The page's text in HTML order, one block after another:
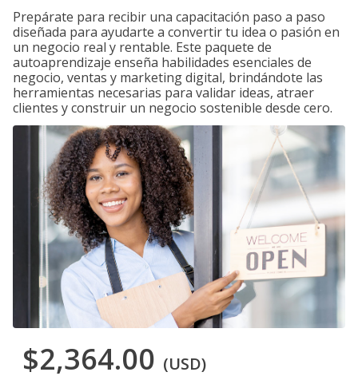
Prepárate para recibir una capacitación paso a paso
diseñada para ayudarte a convertir tu idea o pasión en
un negocio real y rentable. Este paquete de
autoaprendizaje enseña habilidades esenciales de
negocio, ventas y marketing digital, brindándote las
herramientas necesarias para validar ideas, atraer
clientes y construir un negocio sostenible desde cero.
$2,364.00 (USD)